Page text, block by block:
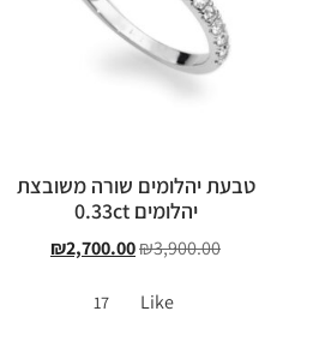
טבעת יהלומים שורה משובצת
יהלומים 0.33ct
₪3,900.00
₪2,700.00
Like
17